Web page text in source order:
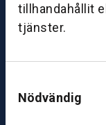
tillhandahållit
tjänster.
Nödvändig
ik
J
ö